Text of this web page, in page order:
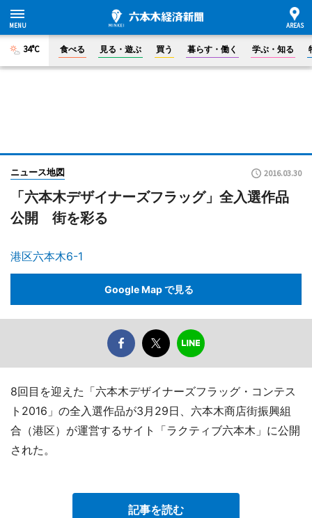
34°C 食べる 見る・遊ぶ 買う 暮らす・働く 学ぶ・知る
ニュース地図 2016.03.30
「六本木デザイナーズフラッグ」全入選作品
公開 街を彩る
港区六本木6-1
Google Map で見る
8回目を迎えた「六本木デザイナーズフラッグ・コンテス
ト2016」の全入選作品が3月29日、六本木商店街振興組
合（港区）が運営するサイト「ラクティブ六本木」に公開
された。
記事を読む